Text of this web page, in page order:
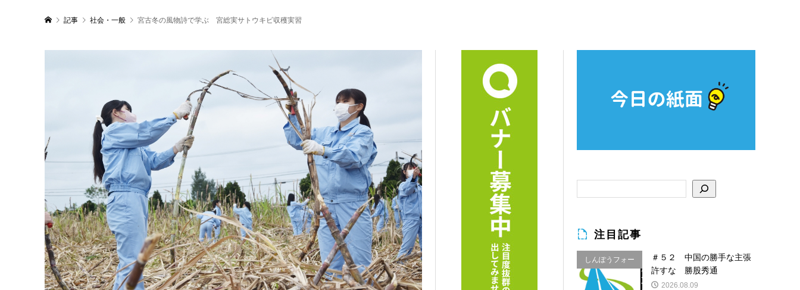
記事 社会・一般 宮古冬の風物詩で学ぶ 宮総実サトウキビ収穫実習
注目記事
しんぽうフォー
ラム
＃５２ 中国の勝手な主張
許すな 勝股秀通
2026.08.09